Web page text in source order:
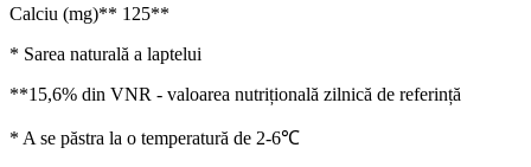
Calciu (mg)** 125**
* Sarea naturală a laptelui
**15,6% din VNR - valoarea nutrițională zilnică de referință
* A se păstra la o temperatură de 2-6℃